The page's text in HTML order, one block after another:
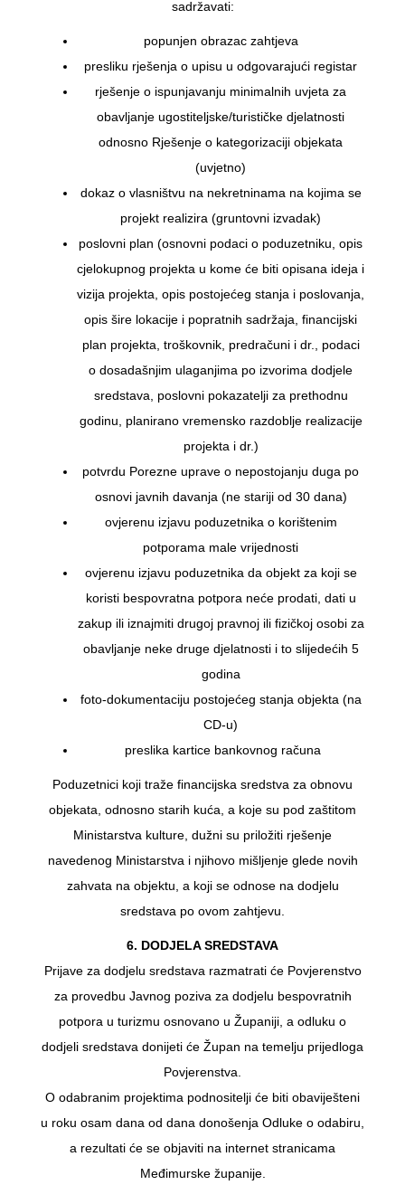
sadržavati:
popunjen obrazac zahtjeva
presliku rješenja o upisu u odgovarajući registar
rješenje o ispunjavanju minimalnih uvjeta za
obavljanje ugostiteljske/turističke djelatnosti
odnosno Rješenje o kategorizaciji objekata
(uvjetno)
dokaz o vlasništvu na nekretninama na kojima se
projekt realizira (gruntovni izvadak)
poslovni plan (osnovni podaci o poduzetniku, opis
cjelokupnog projekta u kome će biti opisana ideja i
vizija projekta, opis postojećeg stanja i poslovanja,
opis šire lokacije i popratnih sadržaja, financijski
plan projekta, troškovnik, predračuni i dr., podaci
o dosadašnjim ulaganjima po izvorima dodjele
sredstava, poslovni pokazatelji za prethodnu
godinu, planirano vremensko razdoblje realizacije
projekta i dr.)
potvrdu Porezne uprave o nepostojanju duga po
osnovi javnih davanja (ne stariji od 30 dana)
ovjerenu izjavu poduzetnika o korištenim
potporama male vrijednosti
ovjerenu izjavu poduzetnika da objekt za koji se
koristi bespovratna potpora neće prodati, dati u
zakup ili iznajmiti drugoj pravnoj ili fizičkoj osobi za
obavljanje neke druge djelatnosti i to slijedećih 5
godina
foto-dokumentaciju postojećeg stanja objekta (na
CD-u)
preslika kartice bankovnog računa
Poduzetnici koji traže financijska sredstva za obnovu
objekata, odnosno starih kuća, a koje su pod zaštitom
Ministarstva kulture, dužni su priložiti rješenje
navedenog Ministarstva i njihovo mišljenje glede novih
zahvata na objektu, a koji se odnose na dodjelu
sredstava po ovom zahtjevu.
6. DODJELA SREDSTAVA
Prijave za dodjelu sredstava razmatrati će Povjerenstvo
za provedbu Javnog poziva za dodjelu bespovratnih
potpora u turizmu osnovano u Županiji, a odluku o
dodjeli sredstava donijeti će Župan na temelju prijedloga
Povjerenstva.
O odabranim projektima podnositelji će biti obaviješteni
u roku osam dana od dana donošenja Odluke o odabiru,
a rezultati će se objaviti na internet stranicama
Međimurske županije.